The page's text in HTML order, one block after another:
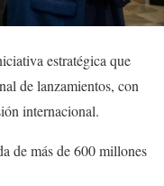
estratégica que
de lanzamientos, con
internacional.
de más de 600 millones